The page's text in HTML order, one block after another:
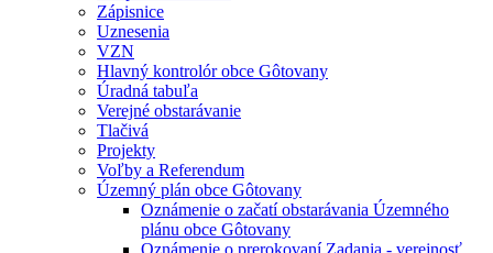
Zápisnice
Uznesenia
VZN
Hlavný kontrolór obce Gôtovany
Úradná tabuľa
Verejné obstarávanie
Tlačivá
Projekty
Voľby a Referendum
Územný plán obce Gôtovany
Oznámenie o začatí obstarávania Územného
plánu obce Gôtovany
Oznámenie o prerokovaní Zadania - verejnosť